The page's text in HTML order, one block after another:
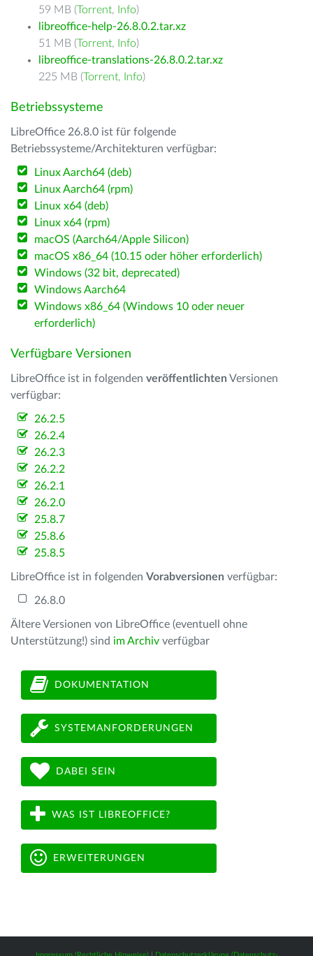
59 MB (Torrent, Info)
libreoffice-help-26.8.0.2.tar.xz
51 MB (Torrent, Info)
libreoffice-translations-26.8.0.2.tar.xz
225 MB (Torrent, Info)
Betriebssysteme
LibreOffice 26.8.0 ist für folgende
Betriebssysteme/Architekturen verfügbar:
Linux Aarch64 (deb)
Linux Aarch64 (rpm)
Linux x64 (deb)
Linux x64 (rpm)
macOS (Aarch64/Apple Silicon)
macOS x86_64 (10.15 oder höher erforderlich)
Windows (32 bit, deprecated)
Windows Aarch64
Windows x86_64 (Windows 10 oder neuer
erforderlich)
Verfügbare Versionen
LibreOffice ist in folgenden veröffentlichten Versionen
verfügbar:
26.2.5
26.2.4
26.2.3
26.2.2
26.2.1
26.2.0
25.8.7
25.8.6
25.8.5
LibreOffice ist in folgenden Vorabversionen verfügbar:
26.8.0
Ältere Versionen von LibreOffice (eventuell ohne
Unterstützung!) sind im Archiv verfügbar
DOKUMENTATION
SYSTEMANFORDERUNGEN
DABEI SEIN
WAS IST LIBREOFFICE?
ERWEITERUNGEN